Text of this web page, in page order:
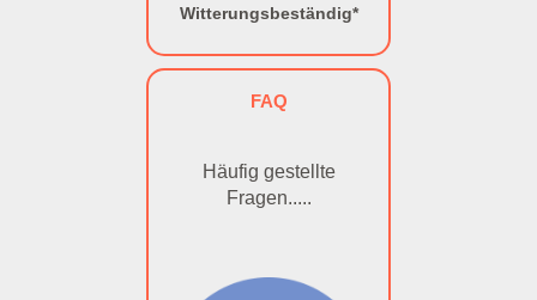
Witterungsbeständig*
FAQ
Häufig gestellte
Fragen.....